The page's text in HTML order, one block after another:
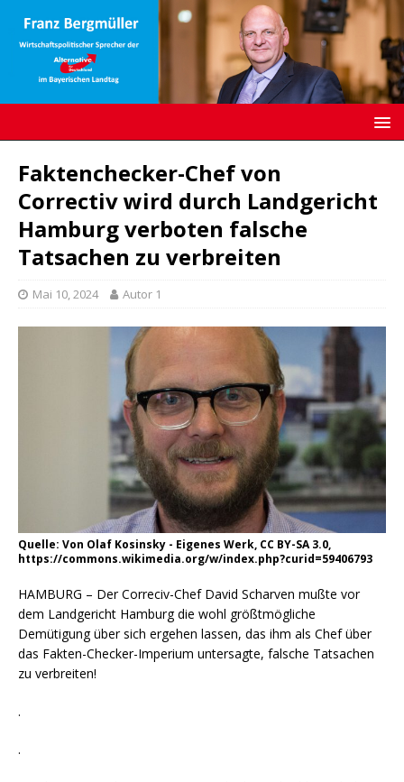
Faktenchecker-Chef von
Correctiv wird durch Landgericht
Hamburg verboten falsche
Tatsachen zu verbreiten
Mai 10, 2024 Autor 1
Quelle: Von Olaf Kosinsky - Eigenes Werk, CC BY-SA 3.0,
https://commons.wikimedia.org/w/index.php?curid=59406793
HAMBURG – Der Correciv-Chef David Scharven mußte vor
dem Landgericht Hamburg die wohl größtmögliche
Demütigung über sich ergehen lassen, das ihm als Chef über
das Fakten-Checker-Imperium untersagte, falsche Tatsachen
zu verbreiten!
.
.